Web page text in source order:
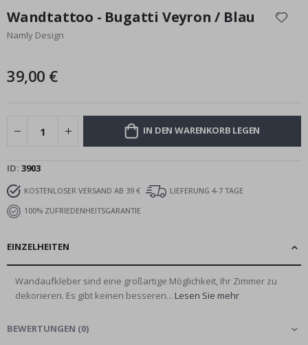
der
Bildgalerie
Wandtattoo - Bugatti Veyron / Blau
Namly Design
39,00 €
IN DEN WARENKORB LEGEN
ID 3903
KOSTENLOSER VERSAND AB 39 €
LIEFERUNG 4-7 TAGE
100% ZUFRIEDENHEITSGARANTIE
EINZELHEITEN
Wandaufkleber sind eine großartige Möglichkeit, Ihr Zimmer zu
dekorieren. Es gibt keinen besseren... Lesen Sie mehr
BEWERTUNGEN (0)